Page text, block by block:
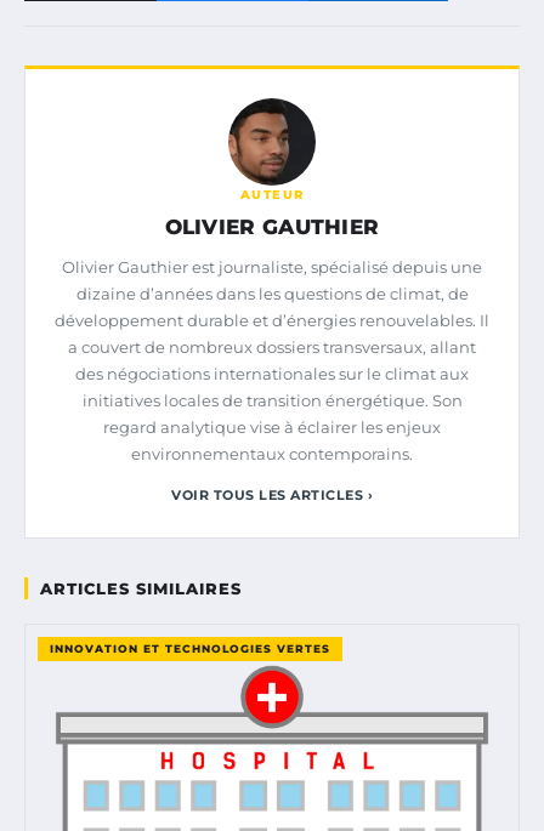
AUTEUR
OLIVIER GAUTHIER
Olivier Gauthier est journaliste, spécialisé depuis une
dizaine d’années dans les questions de climat, de
développement durable et d’énergies renouvelables. Il
a couvert de nombreux dossiers transversaux, allant
des négociations internationales sur le climat aux
initiatives locales de transition énergétique. Son
regard analytique vise à éclairer les enjeux
environnementaux contemporains.
VOIR TOUS LES ARTICLES ›
ARTICLES SIMILAIRES
INNOVATION ET TECHNOLOGIES VERTES